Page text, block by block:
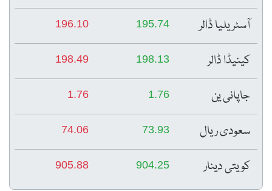
آسٹریلیا ڈالر 195.74
196.10
کینیڈا ڈالر 198.13
198.49
جاپانی ین 1.76
1.76
سعودی ریال 73.93
74.06
کویتی دینار 904.25
905.88